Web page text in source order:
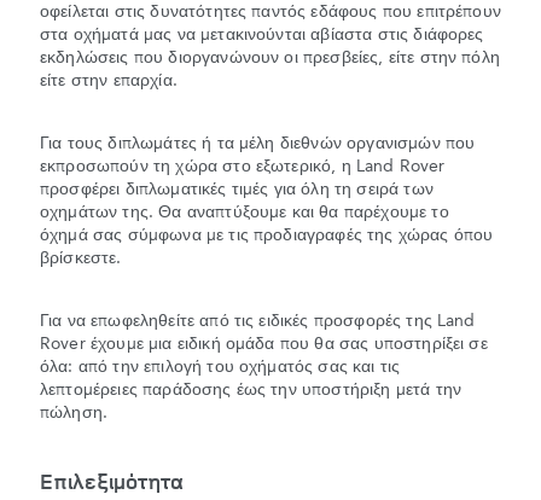
οφείλεται στις δυνατότητες παντός εδάφους που επιτρέπουν
στα οχήματά μας να μετακινούνται αβίαστα στις διάφορες
εκδηλώσεις που διοργανώνουν οι πρεσβείες, είτε στην πόλη
είτε στην επαρχία.
Για τους διπλωμάτες ή τα μέλη διεθνών οργανισμών που
εκπροσωπούν τη χώρα στο εξωτερικό, η Land Rover
προσφέρει διπλωματικές τιμές για όλη τη σειρά των
οχημάτων της. Θα αναπτύξουμε και θα παρέχουμε το
όχημά σας σύμφωνα με τις προδιαγραφές της χώρας όπου
βρίσκεστε.
Για να επωφεληθείτε από τις ειδικές προσφορές της Land
Rover έχουμε μια ειδική ομάδα που θα σας υποστηρίξει σε
όλα: από την επιλογή του οχήματός σας και τις
λεπτομέρειες παράδοσης έως την υποστήριξη μετά την
πώληση.
Επιλεξιμότητα